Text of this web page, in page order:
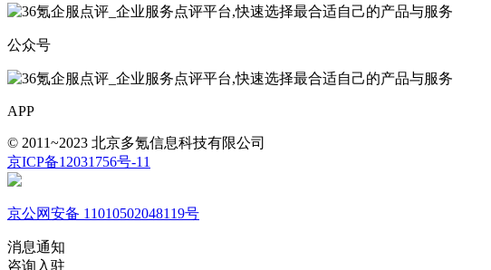
公众号
APP
© 2011~2023 北京多氪信息科技有限公司
京ICP备12031756号-11
京公网安备 11010502048119号
消息通知
咨询入驻